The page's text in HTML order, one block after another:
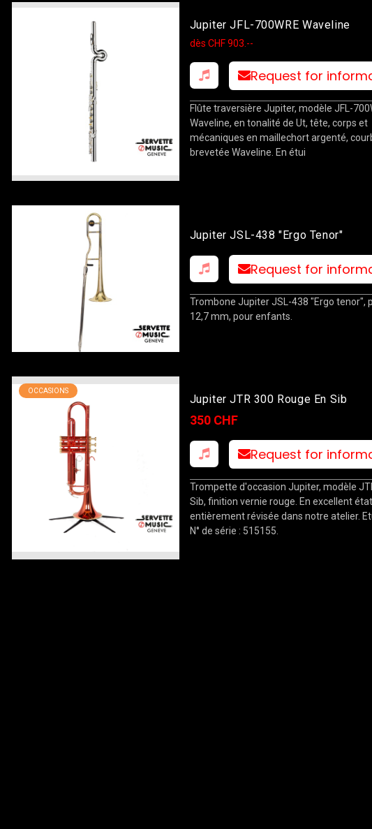
Jupiter JFL-700WRE Waveline
dès CHF 903.--
Request for
Flûte traversière Jupiter, modèle JFL-
Waveline, en tonalité de Ut, tête, corps et
mécaniques en maillechort argenté,
brevetée Waveline. En étui
Jupiter JSL-438 "Ergo Tenor"
Request for
Trombone Jupiter JSL-438 "Ergo tenor",
12,7 mm, pour enfants.
OCCASIONS
Jupiter JTR 300 Rouge En Sib
350 CHF
Request for
Trompette d'occasion Jupiter, modèle
Sib, finition vernie rouge. En excellent
entièrement révisée dans notre atelier.
N° de série : 515155.